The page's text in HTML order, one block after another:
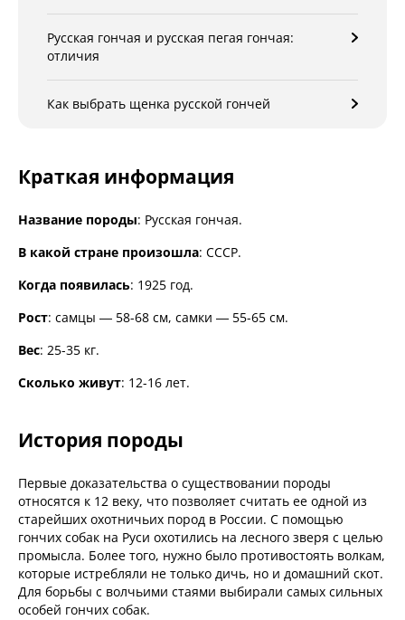
Русская гончая и русская пегая гончая:
отличия
Как выбрать щенка русской гончей
Краткая информация
Название породы: Русская гончая.
В какой стране произошла: СССР.
Когда появилась: 1925 год.
Рост: самцы — 58-68 см, самки — 55-65 см.
Вес: 25-35 кг.
Сколько живут: 12-16 лет.
История породы
Первые доказательства о существовании породы
относятся к 12 веку, что позволяет считать ее одной из
старейших охотничьих пород в России. С помощью
гончих собак на Руси охотились на лесного зверя с целью
промысла. Более того, нужно было противостоять волкам,
которые истребляли не только дичь, но и домашний скот.
Для борьбы с волчьими стаями выбирали самых сильных
особей гончих собак.